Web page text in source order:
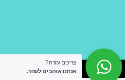
צריכים עזרה?
אנחנו אוהבים לעזור.